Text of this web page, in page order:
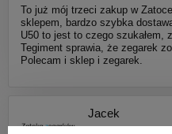
To już mój trzeci zakup w
sklepem, bardzo szybka
U50 to jest to czego szukałem,
Tegiment sprawia, że zegarek
Polecam i sklep i zegarek.
Jacek
Dodano: 2025-